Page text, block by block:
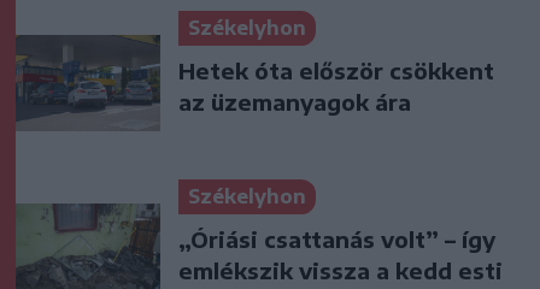
Székelyhon
Hetek óta először csökkent
az üzemanyagok ára
Székelyhon
„Óriási csattanás volt” – így
emlékszik vissza a kedd esti